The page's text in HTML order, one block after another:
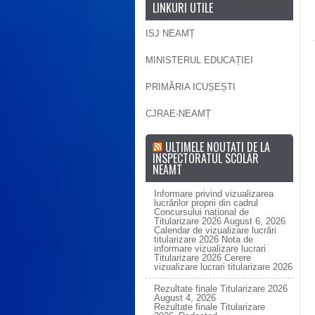
LINKURI UTILE
ISJ NEAMȚ
MINISTERUL EDUCAȚIEI
PRIMĂRIA ICUȘEȘTI
CJRAE-NEAMȚ
ULTIMELE NOUTATI DE LA
INSPECTORATUL SCOLAR
NEAMT
Informare privind vizualizarea
lucrărilor proprii din cadrul
Concursului național de
Titularizare 2026 August 6, 2026
Calendar de vizualizare lucrări
titularizare 2026 Nota de
informare vizualizare lucrari
Titularizare 2026 Cerere
vizualizare lucrari titularizare 2026
Rezultate finale Titularizare 2026
August 4, 2026
Rezultate finale Titularizare